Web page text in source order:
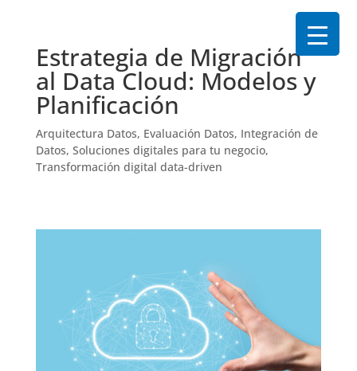
Estrategia de Migración
al Data Cloud: Modelos y
Planificación
Arquitectura Datos, Evaluación Datos, Integración de
Datos, Soluciones digitales para tu negocio,
Transformación digital data-driven